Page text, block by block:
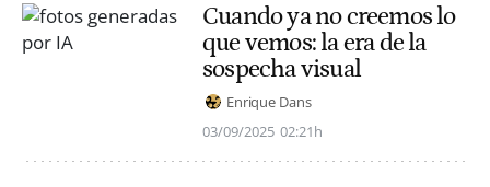
Cuando ya no creemos lo
que vemos: la era de la
sospecha visual
Enrique Dans
03/09/2025 02:21h